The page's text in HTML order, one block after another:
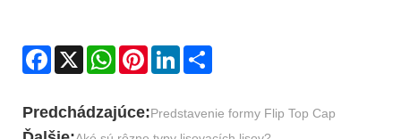
Facebook
X WhatsAppPinterestLinkedIn
Predchádzajúce:Predstavenie formy Flip Top Cap